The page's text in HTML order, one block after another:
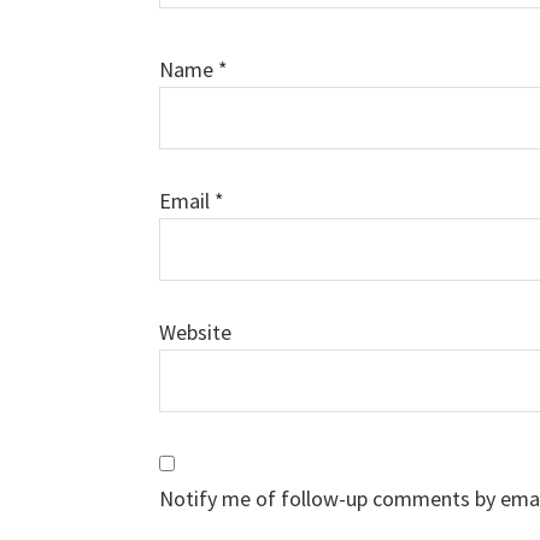
Name *
Email *
Website
Notify me of follow-up comments by